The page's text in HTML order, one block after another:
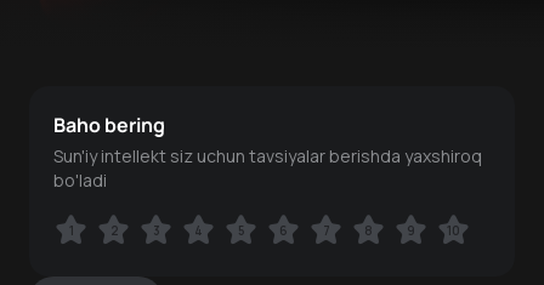
Baho bering
Sun'iy intellekt siz uchun tavsiyalar berishda yaxshiroq
bo'ladi
1 2 3 4 5 6 7 8 9 10
1 2 3 4 5 6 7 8 9 10